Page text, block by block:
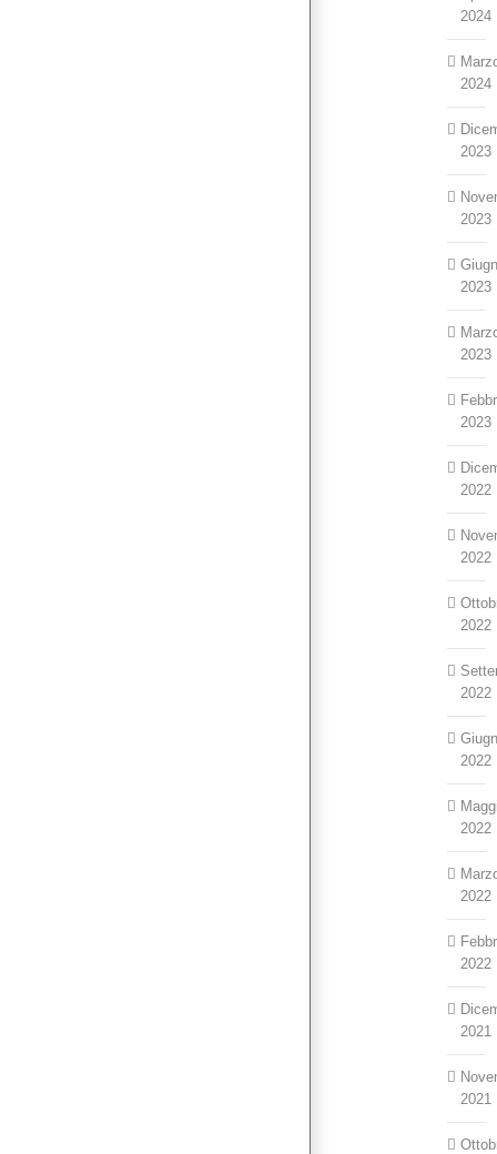
2024
2024
2023
2023
2023
2023
2023
2022
2022
2022
2022
2022
2022
2022
2022
2021
2021